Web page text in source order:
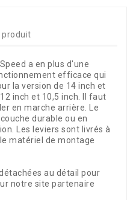
produit
a en plus d'une
efficace qui
la version de 14 inch et
inch et 10,5 inch. Il faut
en marche arrière. Le
durable ou en
Les leviers sont livrés à
matériel de montage
au détail pour
notre site partenaire